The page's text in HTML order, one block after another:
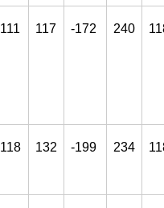
111 117 -172 240
118 132 -199 234